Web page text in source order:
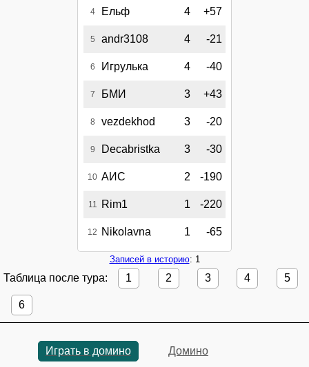
4 Ельф 4 +57
5 andr3108 4 -21
6 Игрулька 4 -40
7 БМИ 3 +43
8 vezdekhod 3 -20
9 Decabristka 3 -30
10 АИС 2 -190
11 Rim1 1 -220
12 Nikolavna 1 -65
Записей в историю: 1
Таблица после тура: 1 2 3 4 5
6
Играть в домино Домино